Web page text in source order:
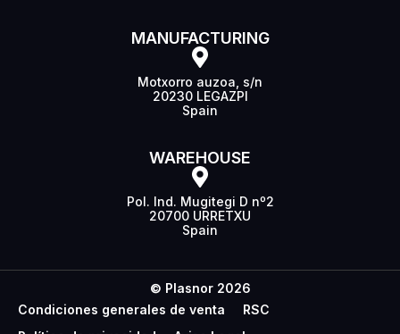
MANUFACTURING
Motxorro auzoa, s/n
20230 LEGAZPI
Spain
WAREHOUSE
Pol. Ind. Mugitegi D nº2
20700 URRETXU
Spain
© Plasnor 2026
Condiciones generales de venta
RSC